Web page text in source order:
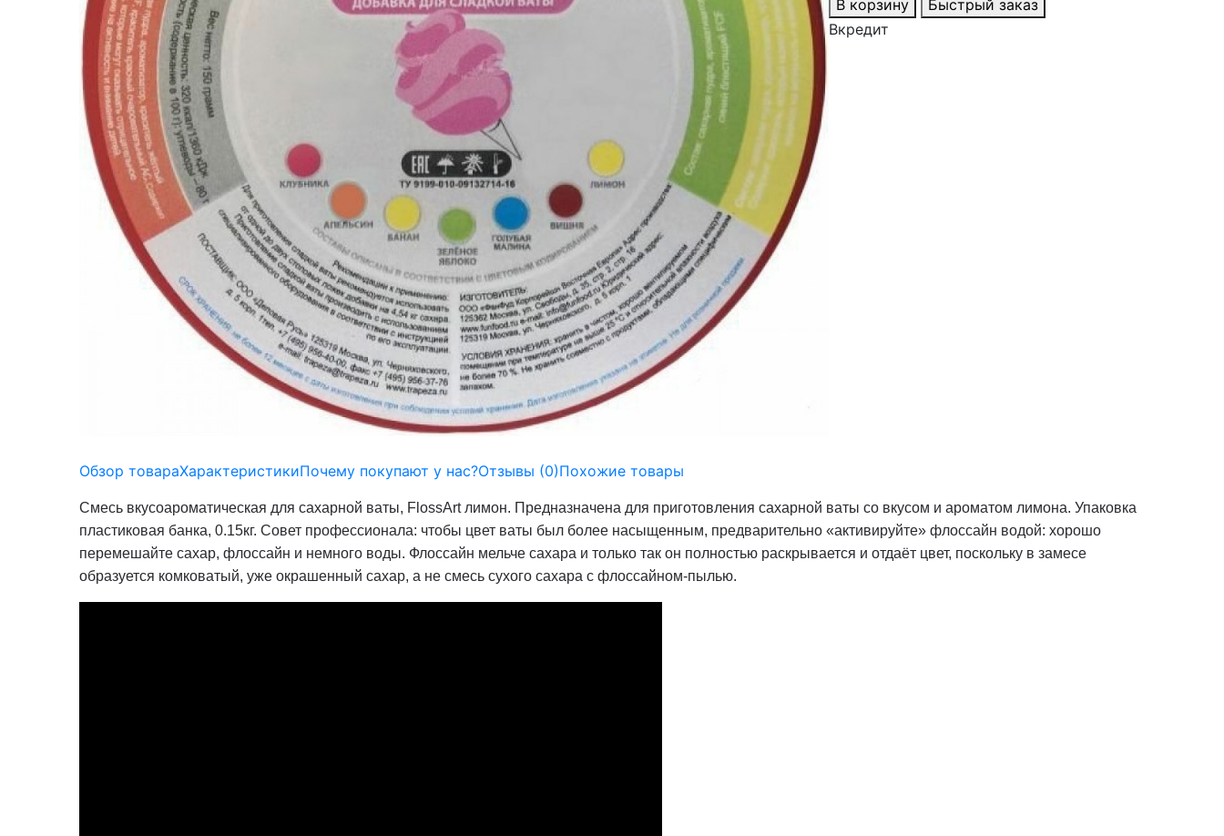
В корзину
Быстрый заказ
Вкредит
Обзор товараХарактеристикиПочему покупают у нас?Отзывы (0)Похожие товары
Смесь вкусоароматическая для сахарной ваты, FlossArt лимон. Предназначена для приготовления сахарной ваты со вкусом и ароматом лимона. Упаковка
пластиковая банка, 0.15кг. Совет профессионала: чтобы цвет ваты был более насыщенным, предварительно «активируйте» флоссайн водой: хорошо
перемешайте сахар, флоссайн и немного воды. Флоссайн мельче сахара и только так он полностью раскрывается и отдаёт цвет, поскольку в замесе
образуется комковатый, уже окрашенный сахар, а не смесь сухого сахара с флоссайном-пылью.